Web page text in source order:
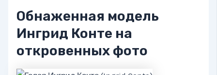
Обнаженная модель
Ингрид Конте на
откровенных фото